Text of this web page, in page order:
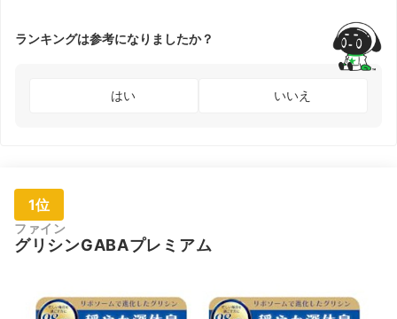
ランキングは参考になりましたか？
はい いいえ
1位
ファイン
グリシンGABAプレミアム